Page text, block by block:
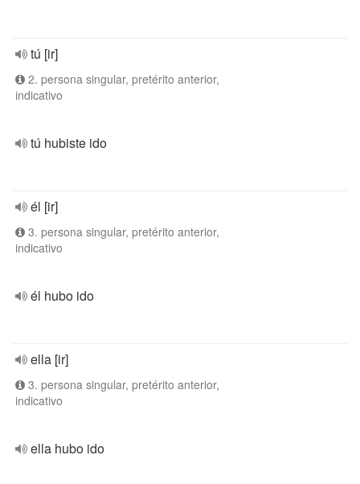
tú [ir]
2. persona singular, pretérito anterior,
indicativo
tú hubiste ido
él [ir]
3. persona singular, pretérito anterior,
indicativo
él hubo ido
ella [ir]
3. persona singular, pretérito anterior,
indicativo
ella hubo ido